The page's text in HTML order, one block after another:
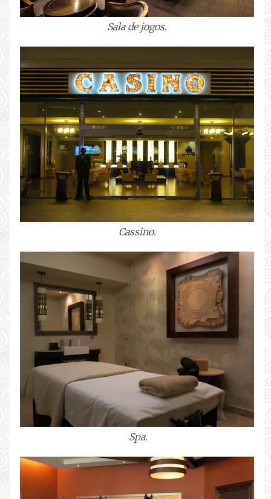
Sala de jogos.
Cassino.
Spa.